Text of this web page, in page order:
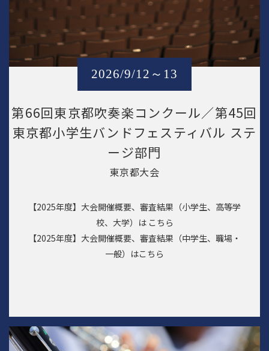
2026/9/12～13
第66回東京都吹奏楽コンクール／第45回
東京都小学生バンドフェスティバル ステ
ージ部門
東京都大会
【2025年度】大会開催概要、審査結果（小学生、高等学
校、大学）は こちら
【2025年度】大会開催概要、審査結果（中学生、職場・
一般）はこちら